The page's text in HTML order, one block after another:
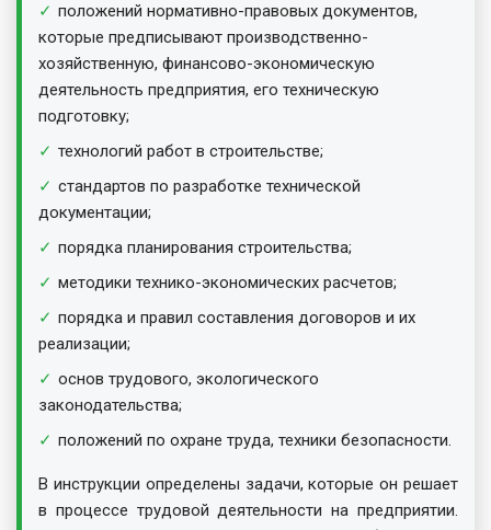
положений нормативно-правовых документов,
которые предписывают производственно-
хозяйственную, финансово-экономическую
деятельность предприятия, его техническую
подготовку;
технологий работ в строительстве;
стандартов по разработке технической
документации;
порядка планирования строительства;
методики технико-экономических расчетов;
порядка и правил составления договоров и их
реализации;
основ трудового, экологического
законодательства;
положений по охране труда, техники безопасности.
В инструкции определены задачи, которые он решает
в процессе трудовой деятельности на предприятии.